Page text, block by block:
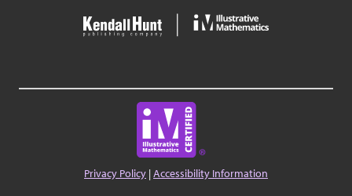
Privacy Policy |Accessibility Information